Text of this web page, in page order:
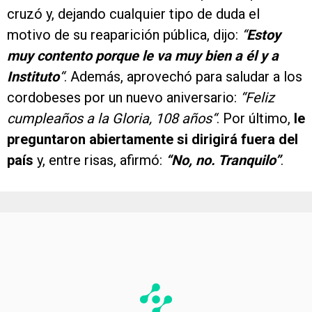
cruzó y, dejando cualquier tipo de duda el
motivo de su reaparición pública, dijo: “Estoy
muy contento porque le va muy bien a él y a
Instituto“. Además, aprovechó para saludar a los
cordobeses por un nuevo aniversario: “Feliz
cumpleaños a la Gloria, 108 años“. Por último, le
preguntaron abiertamente si dirigirá fuera del
país y, entre risas, afirmó: “No, no. Tranquilo”.